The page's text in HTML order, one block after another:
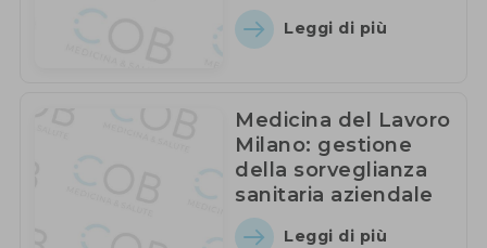
Leggi di più
Medicina del Lavoro
Milano: gestione
della sorveglianza
sanitaria aziendale
Leggi di più